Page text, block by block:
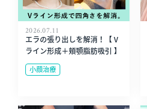
2026.07.11
エラの張り出しを解消！【 V
ライン形成＋頬顎脂肪吸引 】
小顔治療